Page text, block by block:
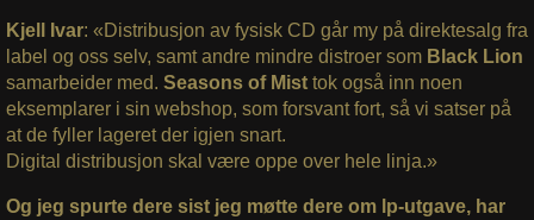
Kjell Ivar: «Distribusjon av fysisk CD går my på direktesalg fra
label og oss selv, samt andre mindre distroer som Black Lion
samarbeider med. Seasons of Misttok også inn noen
eksemplarer i sin webshop, som forsvant fort, så vi satser på
at de fyller lageret der igjen snart.
Digital distribusjon skal være oppe over hele linja.»
Og jeg spurte dere sist jeg møtte dere om lp-utgave, har